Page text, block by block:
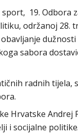
19. Odbora
održanoj 28.
sabora
radnih tijela,
Hrvatske
i socijalne politike.